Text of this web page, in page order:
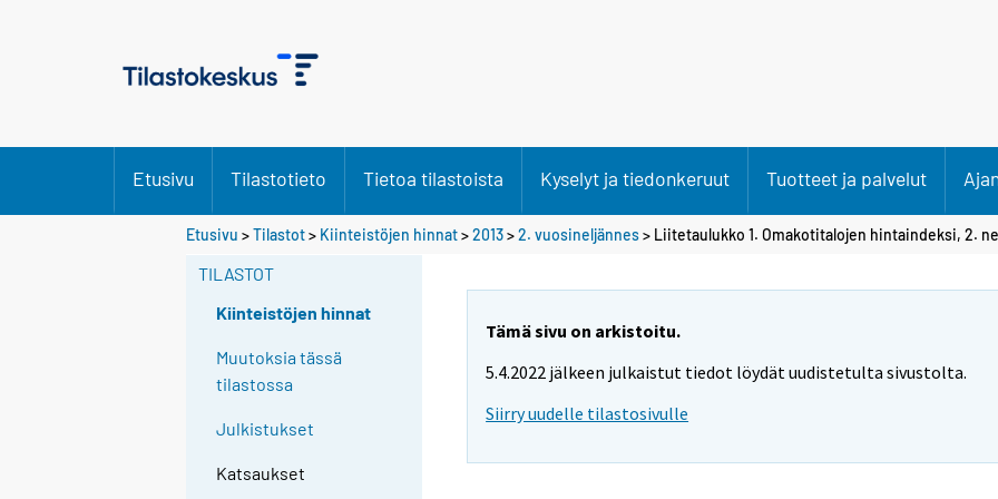
Etusivu Tilastotieto Tietoa tilastoista Kyselyt ja tiedonkeruut Tuotteet ja palvelut
Etusivu >Tilastot> Kiinteistöjen hinnat>2013>2. vuosineljännes> Liitetaulukko 1. Omakotitalojen hintaindeksi, 2.
TILASTOT
Kiinteistöjen hinnat
Muutoksia tässä
tilastossa
Julkistukset
Katsaukset
Tämä sivu on arkistoitu.
5.4.2022 jälkeen julkaistut tiedot löydät uudistetulta sivustolta.
Siirry uudelle tilastosivulle